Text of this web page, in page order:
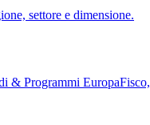
settore e dimensione.
& Programmi Europa